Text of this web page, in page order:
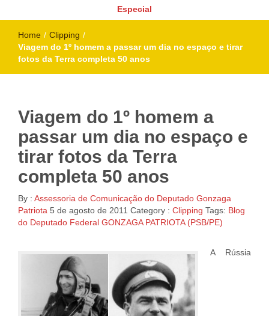
Especial
Home / Clipping /
Viagem do 1º homem a passar um dia no espaço e tirar
fotos da Terra completa 50 anos
Viagem do 1º homem a
passar um dia no espaço e
tirar fotos da Terra
completa 50 anos
By : Assessoria de Comunicação do Deputado Gonzaga
Patriota 5 de agosto de 2011 Category : Clipping Tags: Blog
do Deputado Federal GONZAGA PATRIOTA (PSB/PE)
A Rússia